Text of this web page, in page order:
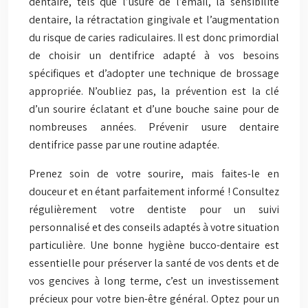
dentaire, la rétractation gingivale et l’augmentation
du risque de caries radiculaires. Il est donc primordial
de choisir un dentifrice adapté à vos besoins
spécifiques et d’adopter une technique de brossage
appropriée. N’oubliez pas, la prévention est la clé
d’un sourire éclatant et d’une bouche saine pour de
nombreuses années. Prévenir usure dentaire
dentifrice passe par une routine adaptée.
Prenez soin de votre sourire, mais faites-le en
douceur et en étant parfaitement informé ! Consultez
régulièrement votre dentiste pour un suivi
personnalisé et des conseils adaptés à votre situation
particulière. Une bonne hygiène bucco-dentaire est
essentielle pour préserver la santé de vos dents et de
vos gencives à long terme, c’est un investissement
précieux pour votre bien-être général. Optez pour un